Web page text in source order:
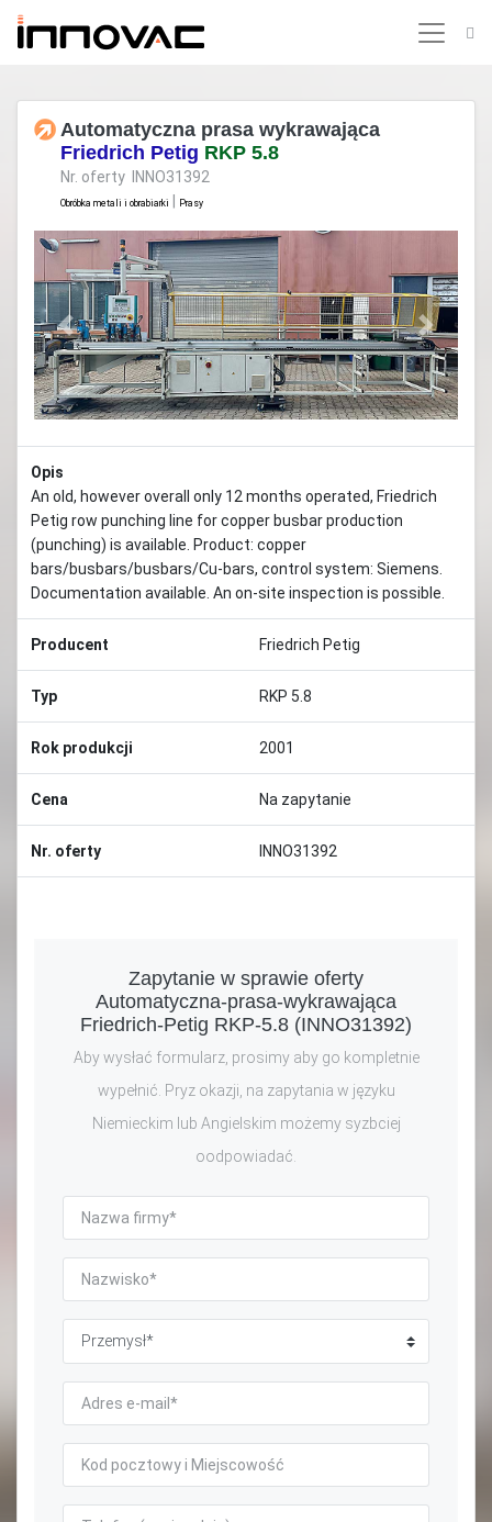
Automatyczna prasa wykrawająca
Friedrich Petig RKP 5.8
Nr. oferty INNO31392
Obróbka metali i obrabiarki Prasy
Previous Next
Opis
An old, however overall only 12 months operated, Friedrich
Petig row punching line for copper busbar production
(punching) is available. Product: copper
bars/busbars/busbars/Cu-bars, control system: Siemens.
Documentation available. An on-site inspection is possible.
Producent Friedrich Petig
Typ RKP 5.8
Rok produkcji 2001
Cena Na zapytanie
Nr. oferty INNO31392
Zapytanie w sprawie oferty
Automatyczna-prasa-wykrawająca
Friedrich-Petig RKP-5.8 (INNO31392)
Aby wysłać formularz, prosimy aby go kompletnie
wypełnić. Pryz okazji, na zapytania w języku
Niemieckim lub Angielskim możemy syzbciej
oodpowiadać.